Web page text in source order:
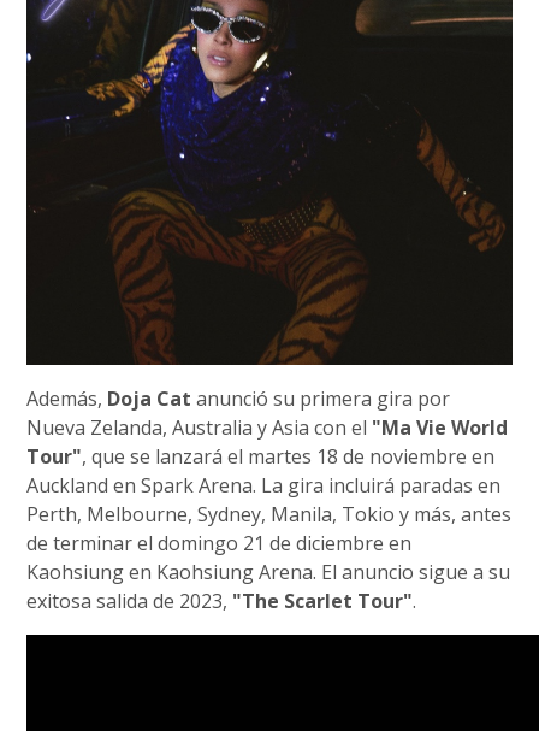
Además, Doja Cat anunció su primera gira por
Nueva Zelanda, Australia y Asia con el "Ma Vie World
Tour", que se lanzará el martes 18 de noviembre en
Auckland en Spark Arena. La gira incluirá paradas en
Perth, Melbourne, Sydney, Manila, Tokio y más, antes
de terminar el domingo 21 de diciembre en
Kaohsiung en Kaohsiung Arena. El anuncio sigue a su
exitosa salida de 2023, "The Scarlet Tour".